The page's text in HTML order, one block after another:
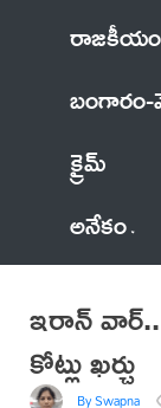
రాజకీయం
బంగారం-
క్రైమ్
అనేకం
ఇరాన్‌ వార్‌..
కోట్లు ఖర్చు
By Swapna